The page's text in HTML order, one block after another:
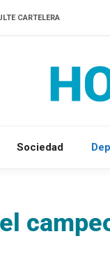
CARTELERA
Sociedad